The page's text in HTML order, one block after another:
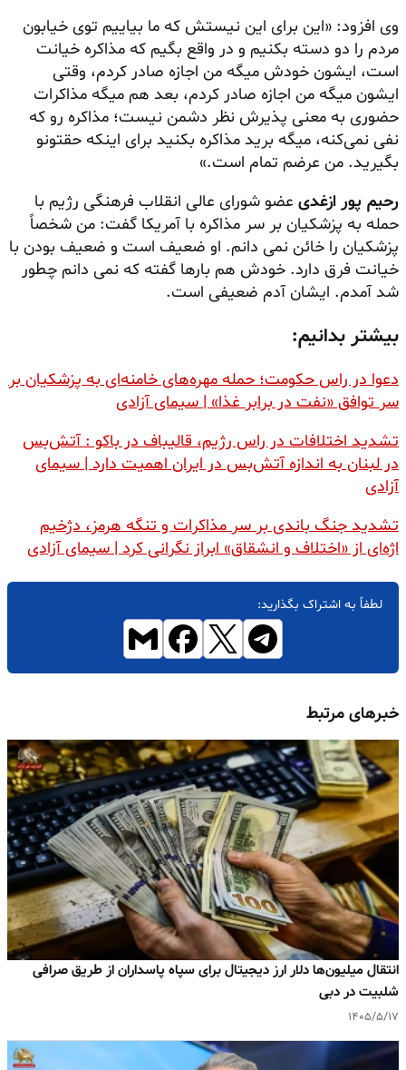
وی افزود: «این برای این نیستش که ما بیاییم توی خیابون
مردم را دو دسته بکنیم و در واقع بگیم که مذاکره خیانت
است، ایشون خودش میگه من اجازه صادر کردم، وقتی
ایشون میگه من اجازه صادر کردم، بعد هم میگه مذاکرات
حضوری به معنی پذیرش نظر دشمن نیست؛ مذاکره رو که
نفی نمی‌کنه، میگه برید مذاکره بکنید برای اینکه حقتونو
بگیرید. من عرضم تمام است.»
رحیم پور ازغدی عضو شورای عالی انقلاب فرهنگی رژیم با
حمله به پزشکیان بر سر مذاکره با آمریکا گفت: من شخصاً
پزشکیان را خائن نمی دانم. او ضعیف است و ضعیف بودن با
خیانت فرق دارد. خودش هم بارها گفته که نمی دانم چطور
شد آمدم. ایشان آدم ضعیفی است.
بیشتر بدانیم:
دعوا در راس حکومت؛ حمله مهره‌های خامنه‌ای به پزشکیان بر
سر توافق «نفت در برابر غذا» | سیمای آزادی
تشدید اختلافات در راس رژیم، قالیباف در باکو : آتش‌بس
در لبنان به اندازه آتش‌بس در ایران اهمیت دارد | سیمای
آزادی
تشدید جنگ باندی بر سر مذاکرات و تنگه هرمز، دژخیم
اژه‌ای از «اختلاف و انشقاق» ابراز نگرانی کرد | سیمای آزادی
لطفاً به اشتراک بگذارید:
خبرهای مرتبط
انتقال میلیون‌ها دلار ارز دیجیتال برای سپاه پاسداران از طریق صرافی
شلبیت در دبی
۱۴۰۵/۵/۱۷